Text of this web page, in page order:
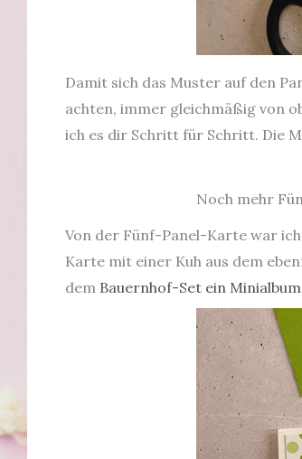
Damit sich das Muster auf den
achten, immer gleichmäßig von
ich es dir Schritt für Schritt. Die
Noch mehr
Von der Fünf-Panel-Karte war
Karte mit einer Kuh aus dem
dem Bauernhof-Set ein Minialbum